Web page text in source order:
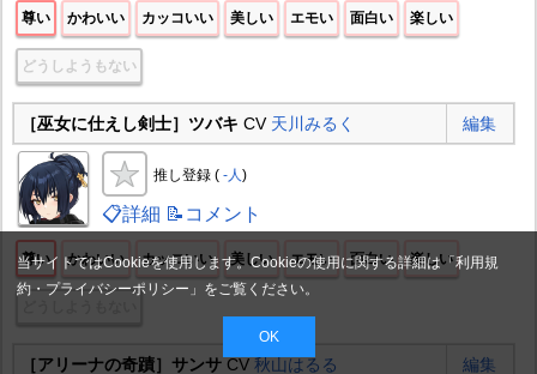
尊い かわいい カッコいい 美しい エモい 面白い 楽しい
どうしようもない
［巫女に仕えし剣士］ツバキ CV 天川みるく 編集
推し登録 ( -人 )
📋詳細 📝コメント
尊い かわいい カッコいい 美しい エモい 面白い 楽しい
［アリーナの奇蹟］サンサCV 秋山はるる 編集
当サイトではCookieを使用します。Cookieの使用に関する詳細は「利用規
約・プライバシーポリシー 」をご覧ください。
OK